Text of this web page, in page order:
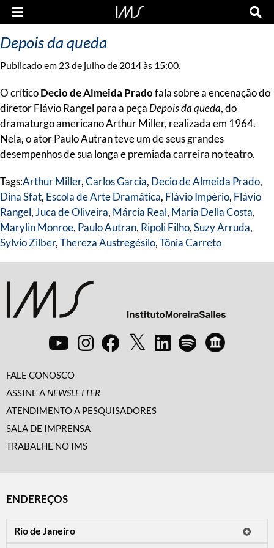
Depois da queda
Publicado em 23 de julho de 2014 às 15:00.
O críticoDecio de Almeida Pradofala sobre a encenação do
diretor Flávio Rangel para a peça Depois da queda, do
dramaturgo americano Arthur Miller, realizada em 1964.
Nela, o ator Paulo Autran teve um de seus grandes
desempenhos de sua longa e premiada carreira no teatro.
Tags:Arthur Miller,Carlos Garcia, Decio de Almeida Prado,
Dina Sfat, Escola de Arte Dramática, Flávio Império, Flávio
Rangel, Juca de Oliveira, Márcia Real, Maria Della Costa,
Marylin Monroe, Paulo Autran, Ripoli Filho,Suzy Arruda,
Sylvio Zilber,Thereza Austregésilo,Tônia Carreto
FALE CONOSCO
ASSINE A NEWSLETTER
ATENDIMENTO A PESQUISADORES
SALA DE IMPRENSA
TRABALHE NO IMS
ENDEREÇOS
Rio de Janeiro